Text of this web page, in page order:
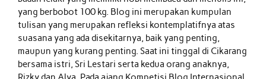
yang berbobot 100 kg. Blog ini merupakan kumpulan
tulisan yang merupakan refleksi kontemplatifnya atas
suasana yang ada disekitarnya, baik yang penting,
maupun yang kurang penting. Saat ini tinggal di Cikarang
bersama istri, Sri Lestari serta kedua orang anaknya,